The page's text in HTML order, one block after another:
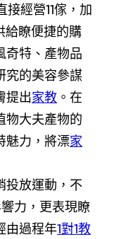
經營11傢，加
給瞭便捷的購
奇特、產物品
究的美容參謀
提出家教 。在
物大夫產物的
魅力，將漂家
投放運動，不
力，更表現瞭
由過程年1對1教